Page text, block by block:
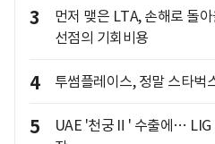
3
먼저 맺은 LTA, 손해로 돌
선점의 기회비용
4 투썸플레이스, 정말 스타벅
5
UAE '천궁Ⅱ' 수출에… LIG